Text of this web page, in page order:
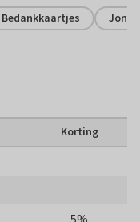
Bedankkaartjes
Korting
5%